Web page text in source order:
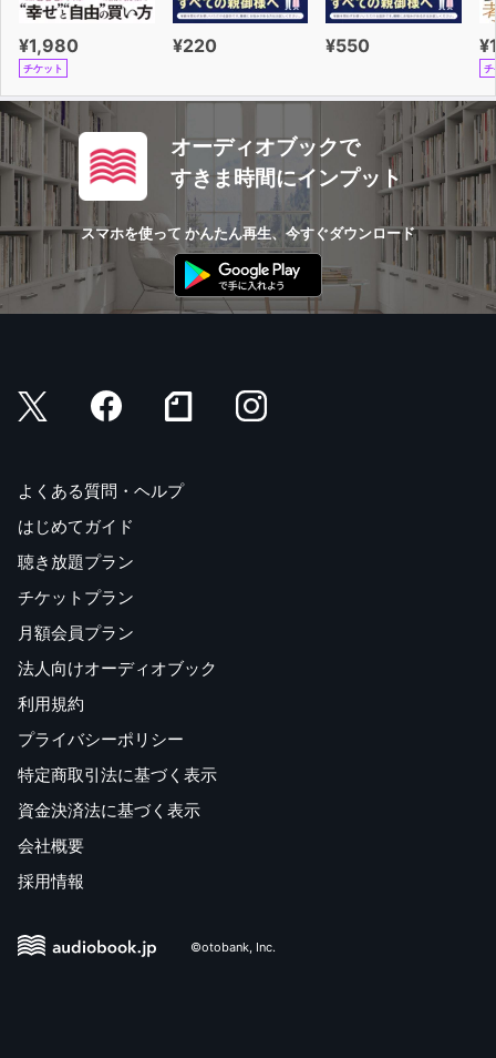
¥1,980
チケット
¥220 ¥550
チ
オーディオブックで
すきま時間にインプット
スマホを使って かんたん再生、今すぐダウンロード
よくある質問・ヘルプ
はじめてガイド
聴き放題プラン
チケットプラン
月額会員プラン
法人向けオーディオブック
利用規約
プライバシーポリシー
特定商取引法に基づく表示
資金決済法に基づく表示
会社概要
採用情報
©otobank, Inc.